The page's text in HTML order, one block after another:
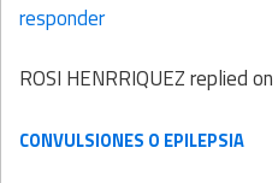
responder
ROSI HENRRIQUEZreplied on
CONVULSIONES O EPILEPSIA